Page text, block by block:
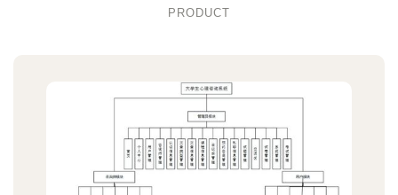
PRODUCT